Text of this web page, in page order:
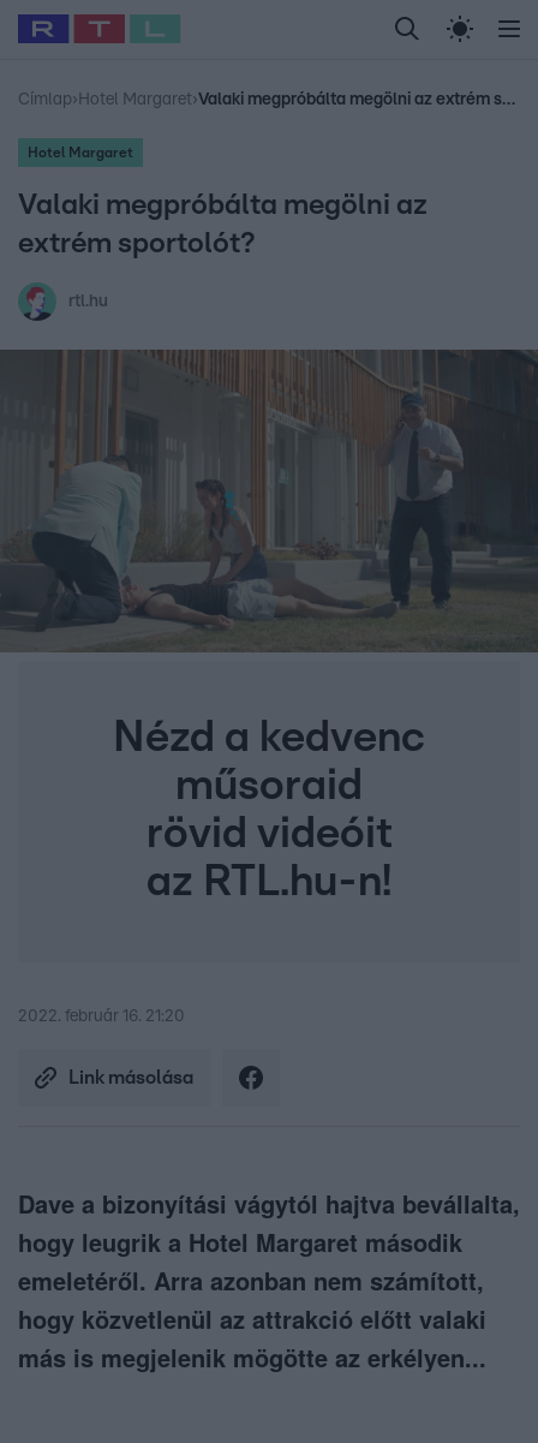
Legfrissebb RTL Híradó Randi Celeb vagyok,
Babits Marcella Most Wanted Gallusz
Címlap› Hotel Margaret› Valaki megpróbálta megölni az extrém sportolót?
Hotel Margaret
Valaki megpróbálta megölni az
extrém sportolót?
rtl.hu
Nézd a kedvenc
műsoraid
rövid videóit
az RTL.hu-n!
2022. február 16. 21:20
Link másolása
Dave a bizonyítási vágytól hajtva bevállalta,
hogy leugrik a Hotel Margaret második
emeletéről. Arra azonban nem számított,
hogy közvetlenül az attrakció előtt valaki
más is megjelenik mögötte az erkélyen...